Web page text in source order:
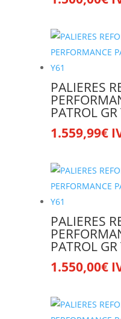
PALIERES
PATROL
1.559,99€
PALIERES
PATROL GR
1.550,00€